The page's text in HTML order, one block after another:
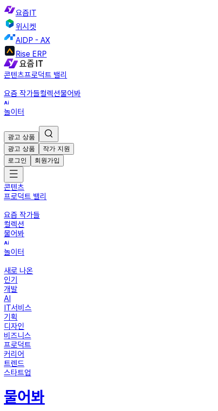
요즘IT
위시켓
AIDP - AX
Rise ERP
콘텐츠프로덕트 밸리
요즘 작가들컬렉션물어봐
놀이터
광고 상품
광고 상품
작가 지원
로그인
회원가입
콘텐츠
프로덕트 밸리
요즘 작가들
컬렉션
물어봐
놀이터
새로 나온
인기
개발
AI
IT서비스
기획
디자인
비즈니스
프로덕트
커리어
트렌드
스타트업
물어봐